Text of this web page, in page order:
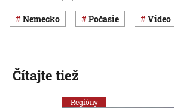
Nemecko Počasie Video
Čítajte tiež
Regióny